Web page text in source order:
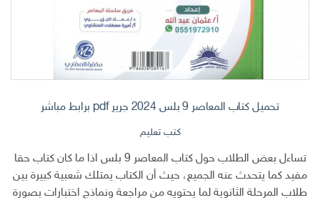
تحميل كتاب المعاصر 9 بلس 2024 جرير pdf برابط مباشر
كتب تعليم
تساءل بعض الطلاب حول كتاب المعاصر 9 بلس اذا ما كان كتاب حقا
مفيد كما يتحدث عنه الجميع، حيث أن الكتاب يمتلك شعبية كبيرة بين
طلاب المرحلة الثانوية لما يحتويه من مراجعة ونماذج اختبارات بصورة